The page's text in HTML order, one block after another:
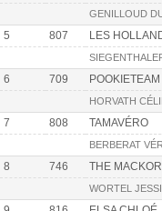
GENILLOUD
5 807 LES
6 709 POOKIETEAM
HORVATH
7 808 TAMAVÉRO
BERBERAT
8 746 THE
WORTEL